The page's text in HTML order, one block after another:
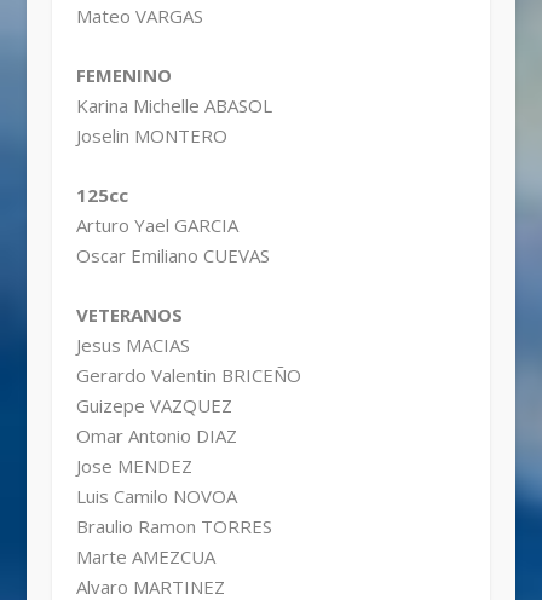
Mateo VARGAS
FEMENINO
Karina Michelle ABASOL
Joselin MONTERO
125cc
Arturo Yael GARCIA
Oscar Emiliano CUEVAS
VETERANOS
Jesus MACIAS
Gerardo Valentin BRICEÑO
Guizepe VAZQUEZ
Omar Antonio DIAZ
Jose MENDEZ
Luis Camilo NOVOA
Braulio Ramon TORRES
Marte AMEZCUA
Alvaro MARTINEZ